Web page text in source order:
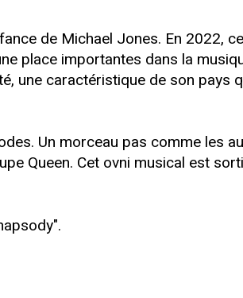
de Michael Jones. En 2022, ce
place importantes dans la
une caractéristique de son pays
Un morceau pas comme les
Queen. Cet ovni musical est sorti